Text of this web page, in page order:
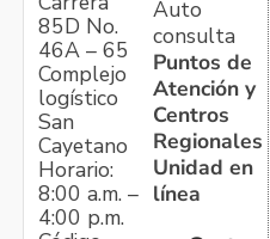
85D No.
46A – 65
Complejo
logístico
San
Cayetano
Horario:
8:00 a.m. –
4:00 p.m.
Auto
consulta
Puntos de
Atención y
Centros
Regionales
Unidad en
línea